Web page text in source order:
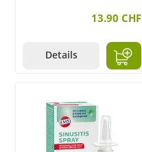
13.90 CHF
Details